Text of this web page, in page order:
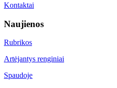
Kontaktai
Naujienos
Rubrikos
Artėjantys renginiai
Spaudoje